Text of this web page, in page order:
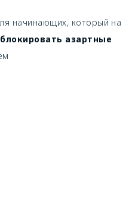
начинающих, который на
азартные